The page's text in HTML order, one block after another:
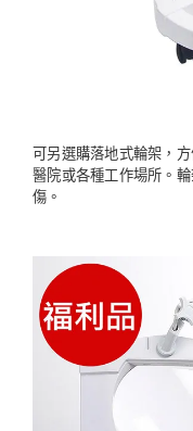
可另選購落地式輪架，
醫院或各種工作場所。
傷。